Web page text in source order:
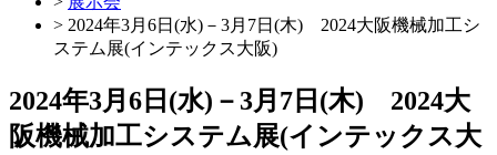
> 2024年3月6日(水)－3月7日(木) 2024大阪機械加工シ
ステム展(インテックス大阪)
2024年3月6日(水)－3月7日(木) 2024大
阪機械加工システム展(インテックス大